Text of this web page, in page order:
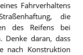
Fahrverhaltens
die
des Reifens bei
Denke daran, dass
nach Konstruktion